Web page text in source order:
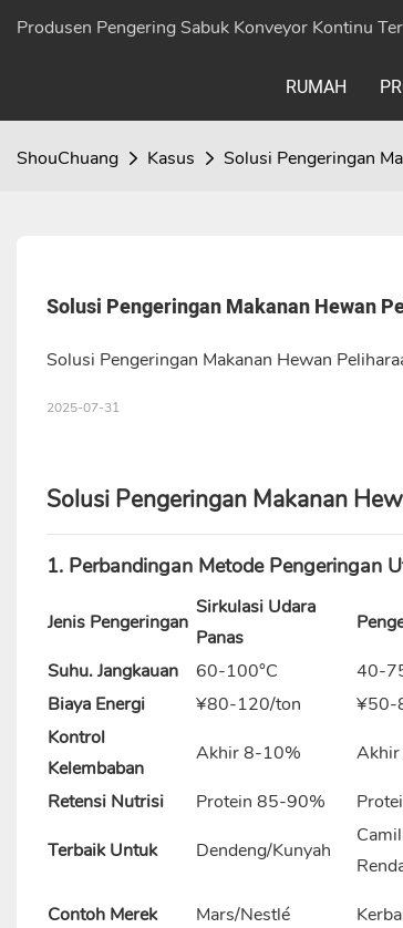
Produsen Pengering Sabuk Konveyor Kontinu
RUMAH
ShouChuang Kasus Solusi Pengeringan
Solusi Pengeringan Makanan Hewan
Solusi Pengeringan Makanan Hewan
2025-07-31
Solusi Pengeringan Makanan
1. Perbandingan Metode Pengeringan
Jenis Pengeringan
Sirkulasi Udara
Panas
Suhu. Jangkauan
60-100°C 40-
Biaya Energi
¥80-120/ton ¥50-
Kontrol
Kelembaban
Akhir 8-10%
Retensi Nutrisi
Protein 85-90%
Terbaik Untuk
Dendeng/Kunyah
Contoh Merek Mars/Nestlé